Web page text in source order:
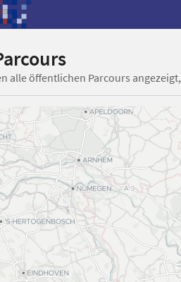
alle öffentlichen Parcours